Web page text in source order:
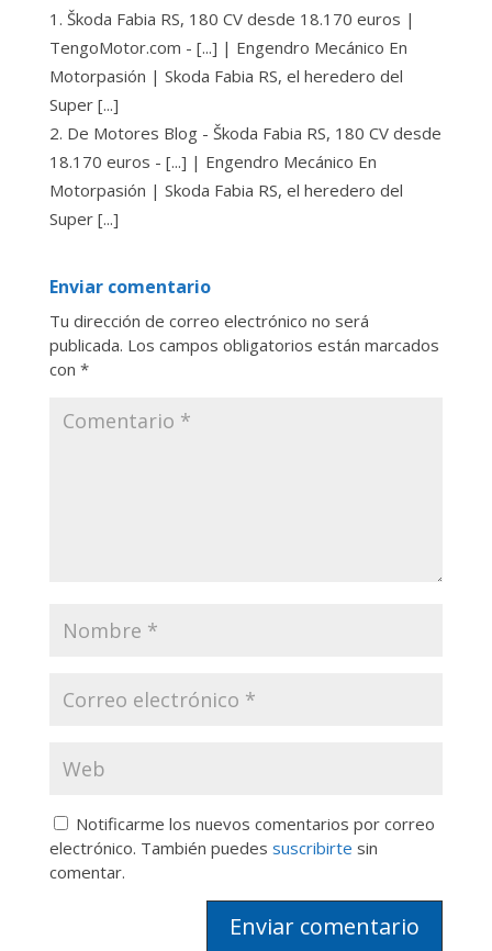
Škoda Fabia RS, 180 CV desde 18.170 euros |
TengoMotor.com - [...] | Engendro Mecánico En
Motorpasión | Skoda Fabia RS, el heredero del
Super [...]
De Motores Blog - Škoda Fabia RS, 180 CV desde
18.170 euros - [...] | Engendro Mecánico En
Motorpasión | Skoda Fabia RS, el heredero del
Super [...]
Enviar comentario
Tu dirección de correo electrónico no será
publicada. Los campos obligatorios están marcados
con *
Notificarme los nuevos comentarios por correo
electrónico. También puedes suscribirte sin
comentar.